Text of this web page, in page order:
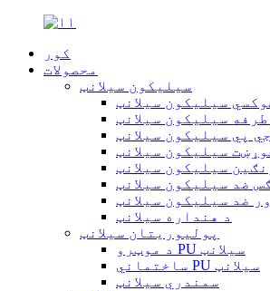
کور
محصولات
سیلیکون سیلانټ
سیلیکون سیلانټ
طرفه سیلیکون سیلانټ
پي سیلیکون سیلانټ
سیلیکون سیلانټ
سیلیکون سیلانټ
ضد سیلیکون سیلانټ
ضد سیلیکون سیلانټ
د هنداره سیلانټ
پولیوریتان سیلانټ
د موټرو PU سیلانټ
ساختماني PU سیلانټ
سمندري سیلانټ